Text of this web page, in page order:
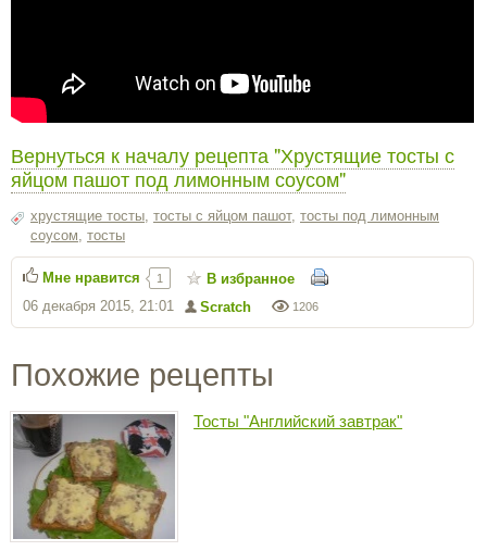
Вернуться к началу рецепта "Хрустящие тосты с
яйцом пашот под лимонным соусом"
хрустящие тосты, тосты с яйцом пашот, тосты под лимонным
соусом, тосты
1206
Scratch
06 декабря 2015, 21:01
Мне нравится 1 В избранное
Похожие рецепты
Тосты "Английский завтрак"